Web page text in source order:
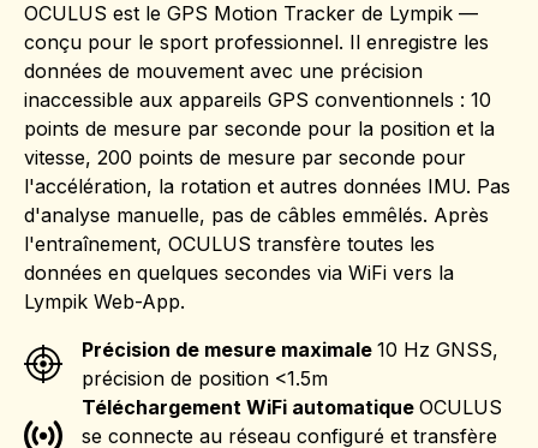
OCULUS est le GPS Motion Tracker de Lympik —
conçu pour le sport professionnel. Il enregistre les
données de mouvement avec une précision
inaccessible aux appareils GPS conventionnels : 10
points de mesure par seconde pour la position et la
vitesse, 200 points de mesure par seconde pour
l'accélération, la rotation et autres données IMU. Pas
d'analyse manuelle, pas de câbles emmêlés. Après
l'entraînement, OCULUS transfère toutes les
données en quelques secondes via WiFi vers la
Lympik Web-App.
Précision de mesure maximale 10 Hz GNSS,
précision de position <1.5m
Téléchargement WiFi automatique OCULUS
se connecte au réseau configuré et transfère